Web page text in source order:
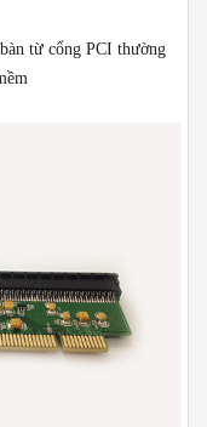
từ cổng PCI thường